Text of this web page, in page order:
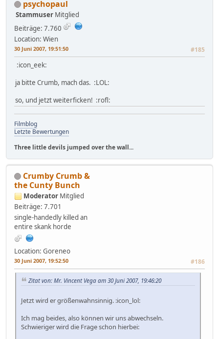
psychopaul
Stammuser Mitglied
Beiträge: 7.760
Location: Wien
30 Juni 2007, 19:51:50 #185
:icon_eek:
ja bitte Crumb, mach das. :LOL:
so, und jetzt weiterficken! :rofl:
Filmblog
Letzte Bewertungen
Three little devils jumped over the wall...
Crumby Crumb &
the Cunty Bunch
Moderator Mitglied
Beiträge: 7.701
single-handedly killed an
entire skank horde
Location: Goreneo
30 Juni 2007, 19:52:50 #186
Zitat von: Mr. Vincent Vega am 30 Juni 2007, 19:46:20
Jetzt wird er größenwahnsinnig. :icon_lol:
Ich mag beides, also können wir uns abwechseln.
Schwieriger wird die Frage schon hierbei: